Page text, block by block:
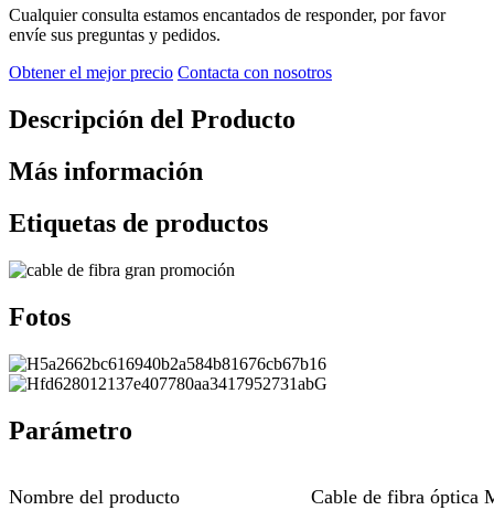
Cualquier consulta estamos encantados de responder, por favor
envíe sus preguntas y pedidos.
Obtener el mejor precio Contacta con nosotros
Descripción del Producto
Más información
Etiquetas de productos
Fotos
Parámetro
Nombre del producto Cable de fibra óptica